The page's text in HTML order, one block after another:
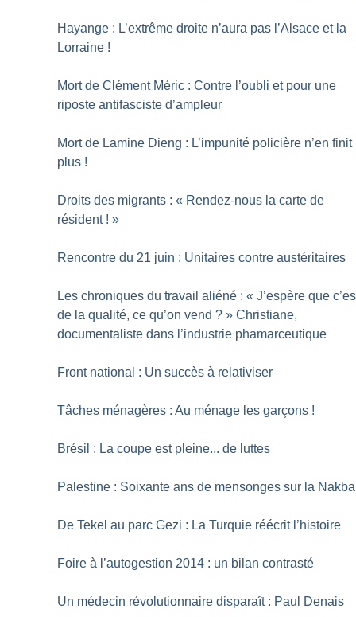
Hayange : L’extrême droite n’aura pas l’Alsace et la
Lorraine !
Mort de Clément Méric : Contre l’oubli et pour une
riposte antifasciste d’ampleur
Mort de Lamine Dieng : L’impunité policière n’en finit
plus !
Droits des migrants : « Rendez-nous la carte de
résident ! »
Rencontre du 21 juin : Unitaires contre austéritaires
Les chroniques du travail aliéné : « J’espère que
de la qualité, ce qu’on vend ? » Christiane,
documentaliste dans l’industrie phamarceutique
Front national : Un succès à relativiser
Tâches ménagères : Au ménage les garçons !
Brésil : La coupe est pleine... de luttes
Palestine : Soixante ans de mensonges sur la Nakba
De Tekel au parc Gezi : La Turquie réécrit l’histoire
Foire à l’autogestion 2014 : un bilan contrasté
Un médecin révolutionnaire disparaît : Paul Denais